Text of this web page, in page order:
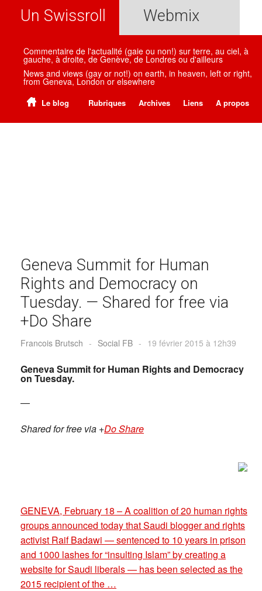
Un Swissroll Webmix
Commentaire de l'actualité (gaie ou non!) sur terre, au ciel, à
gauche, à droite, de Genève, de Londres ou d'ailleurs
News and views (gay or not!) on earth, in heaven, left or right,
from Geneva, London or elsewhere
Le blog Rubriques Archives Liens A propos
Geneva Summit for Human
Rights and Democracy on
Tuesday. — Shared for free via
+Do Share
Francois Brutsch - Social FB - 19 février 2015 à 12h39
Geneva Summit for Human Rights and Democracy
on Tuesday.
—
Shared for free via +Do Share
GENEVA, February 18 – A coalition of 20 human rights
groups announced today that Saudi blogger and rights
activist Raif Badawi — sentenced to 10 years in prison
and 1000 lashes for “insulting Islam” by creating a
website for Saudi liberals — has been selected as the
2015 recipient of the …